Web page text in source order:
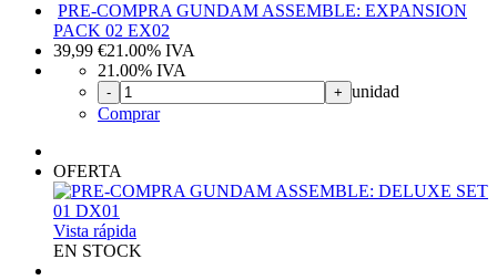
PRE-COMPRA GUNDAM ASSEMBLE: EXPANSION
PACK 02 EX02
39,99 €21.00% IVA
21.00% IVA
- + unidad
Comprar
OFERTA
Vista rápida
EN STOCK